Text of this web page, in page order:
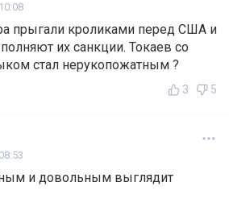
прыгали кроликами перед США и
их санкции. Токаев со
стал нерукопожатным ?
3 5
и довольным выглядит